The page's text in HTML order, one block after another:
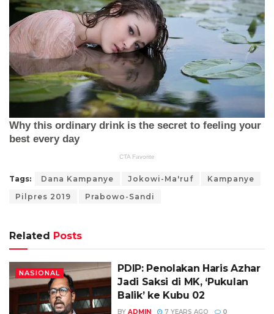
Tags: Dana Kampanye Jokowi-Ma'ruf
Kampanye
Pilpres 2019
Prabowo-Sandi
Related Posts
NASIONAL
PDIP: Penolakan Haris Azhar
Jadi Saksi di MK, ‘Pukulan
Balik’ ke Kubu 02
BY ADMIN 7 YEARS AGO 0